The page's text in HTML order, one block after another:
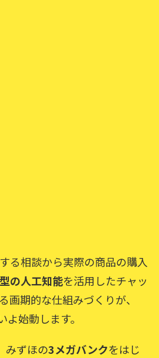
る相談から実際の商品の購入
の人工知能を活用したチャッ
画期的な仕組みづくりが、
始動します。
みずほの3メガバンクをはじ